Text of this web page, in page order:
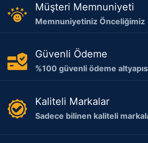
Müşteri Memnuniyeti
Memnuniyetiniz Önceliğimiz
Güvenli Ödeme
%100 güvenli ödeme
Kaliteli Markalar
Sadece bilinen kaliteli